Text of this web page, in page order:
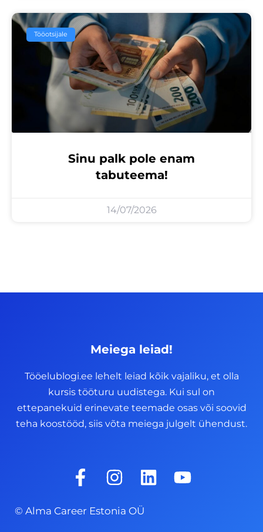
Tööotsijale
Sinu palk pole enam
tabuteema!
14/07/2026
Meiega leiad!
Tööelublogi.ee lehelt leiad kõik vajaliku, et olla
kursis tööturu uudistega. Kui sul on
ettepanekuid erinevate teemade osas või soovid
teha koostööd, siis võta meiega julgelt ühendust.
F
a
e
I
n
s
t
L
i
Y
o
© Alma Career Estonia OÜ